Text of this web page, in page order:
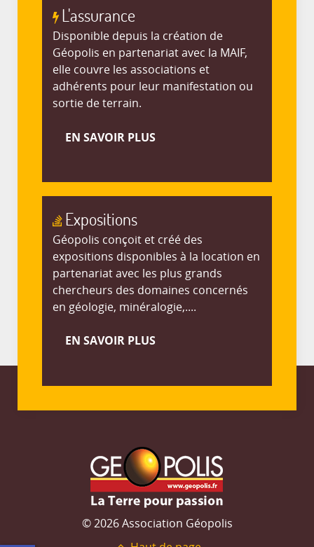
L'assurance
Disponible depuis la création de
Géopolis en partenariat avec la MAIF,
elle couvre les associations et
adhérents pour leur manifestation ou
sortie de terrain.
EN SAVOIR PLUS
Expositions
Géopolis conçoit et créé des
expositions disponibles à la location en
partenariat avec les plus grands
chercheurs des domaines concernés
en géologie, minéralogie,....
EN SAVOIR PLUS
© 2026 Association Géopolis